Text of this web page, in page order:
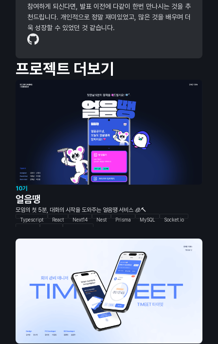
참여하게 되신다면, 발표 이전에 다같이 한번 만나시는 것을 추
천드립니다. 개인적으로 정말 재미있었고, 많은 것을 배우며 더
욱 성장할 수 있었던 것 같습니다.
프로젝트 더보기
10기
얼음땡
모임의 첫 5분, 대화의 시작을 도와주는 얼음땡 서비스 🧊🔨
Typescript React Next14 Nest Prisma MySQL
Socket.io